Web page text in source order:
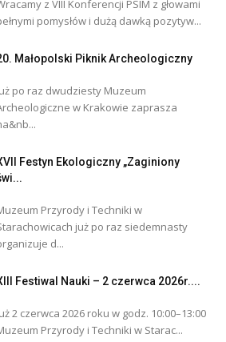
z VIII Konferencji PSIM z głowami
pomysłów i dużą dawką pozytyw...
Małopolski Piknik Archeologiczny
po raz dwudziesty Muzeum
w Krakowie zaprasza
Festyn Ekologiczny „Zaginiony
Przyrody i Techniki w
już po raz siedemnasty
d...
Festiwal Nauki – 2 czerwca 2026r....
2 czerwca 2026 roku w godz. 10:00–13:00
Przyrody i Techniki w Starac...